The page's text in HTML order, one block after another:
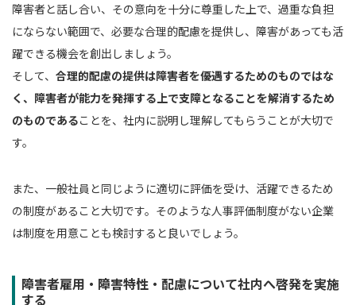
障害者と話し合い、その意向を十分に尊重した上で、過重な負担
にならない範囲で、必要な合理的配慮を提供し、障害があっても活
躍できる機会を創出しましょう。
そして、 合理的配慮の提供は障害者を優遇するためのものではな
く、障害者が能力を発揮する上で支障となることを解消するため
のものであることを、社内に説明し理解してもらうことが大切で
す。
また、一般社員と同じように適切に評価を受け、活躍できるため
の制度があること大切です。そのような人事評価制度がない企業
は制度を用意ことも検討すると良いでしょう。
障害者雇用・障害特性・配慮について社内へ啓発を実施
する